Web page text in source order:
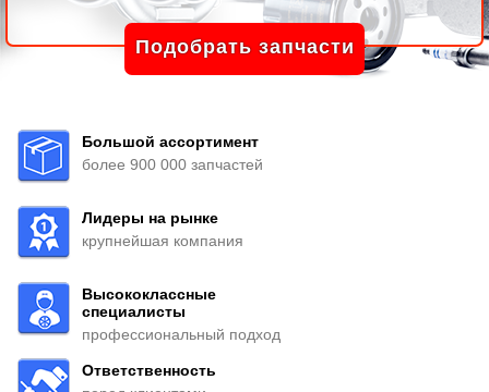
Подобрать запчасти
Большой ассортимент
более 900 000 запчастей
Лидеры на рынке
крупнейшая компания
Высококлассные
специалисты
профессиональный подход
Ответственность